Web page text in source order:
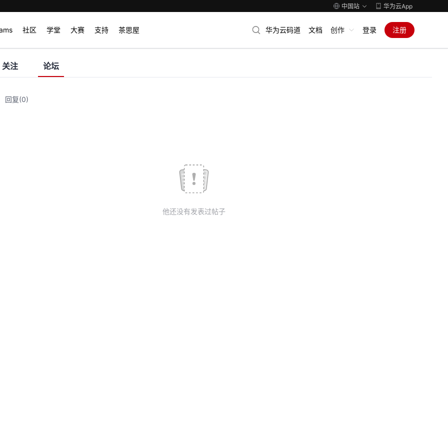
中国站 华为云App
社区 学堂 大赛 支持 茶思屋 华为云码道 文档 创作 登录 注册
关注 论坛
回复(0)
他还没有发表过帖子